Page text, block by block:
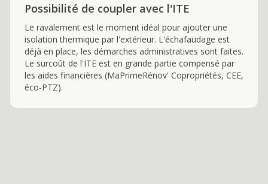
Possibilité de coupler avec l'ITE
Le ravalement est le moment idéal pour ajouter une
isolation thermique par l'extérieur. L'échafaudage est
déjà en place, les démarches administratives sont faites.
Le surcoût de l'ITE est en grande partie compensé par
les aides financières (MaPrimeRénov' Copropriétés, CEE,
éco-PTZ).